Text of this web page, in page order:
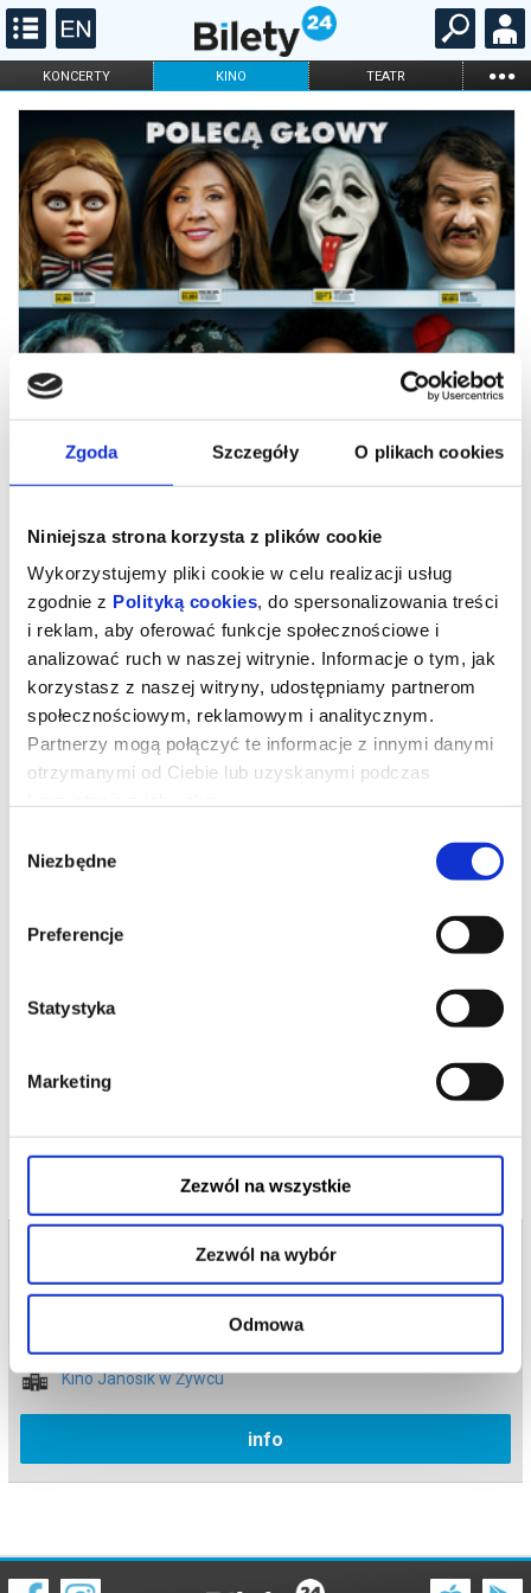
Zgoda Szczegóły O plikach cookies
Niniejsza strona korzysta z plików cookie
Wykorzystujemy pliki cookie w celu realizacji usług
zgodnie z Polityką cookies, do spersonalizowania treści
i reklam, aby oferować funkcje społecznościowe i
analizować ruch w naszej witrynie. Informacje o tym, jak
korzystasz z naszej witryny, udostępniamy partnerom
społecznościowym, reklamowym i analitycznym.
Partnerzy mogą połączyć te informacje z innymi danymi
otrzymanymi od Ciebie lub uzyskanymi podczas
zgody
Niezbędne
Preferencje
Statystyka
Marketing
Zezwól na wszystkie
Zezwól na wybór
Odmowa
KONCERTY KINO TEATR ...
FILHARMONIA OPERA I BALET
STAND-UP
DLA DZIECI
ONLINE KARNETY
*******
wydarzenia, gwarantujemy automatyczny zwrot środków
potwierdzony komunikatem wysyłanym na adres e-mail, podany
16.06.2026 , g. 20:30 (wtorek)
Kino Janosik w Żywcu
info